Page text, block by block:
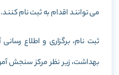
می توانند اقدام به ثبت نام کنند.
ثبت نام، برگزاری و اطلاع
بهداشت، زیر نظر مرکز سنجش